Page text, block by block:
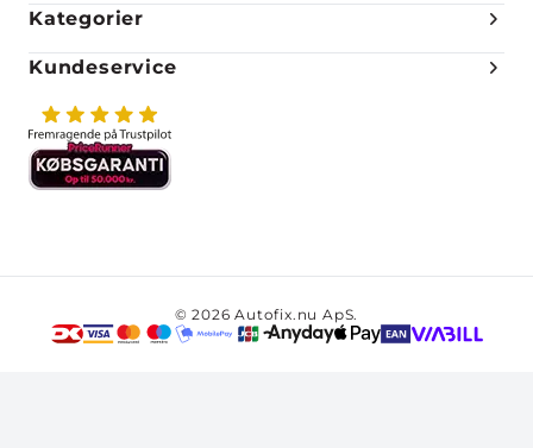
Kategorier
Kundeservice
© 2026 Autofix.nu ApS.